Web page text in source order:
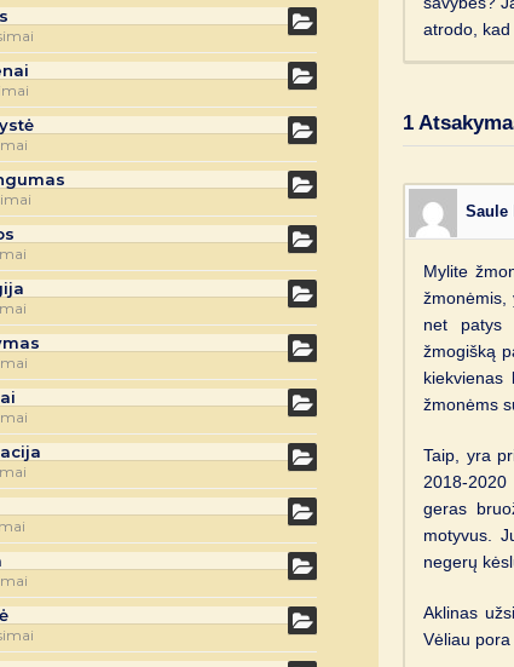
atrodo,
1
Saule
Mylite
žmonėmis,
net patys
žmogišką
žmonėms
Taip, yra
2018-
geras
motyvus.
negerų
Aklinas
Vėliau